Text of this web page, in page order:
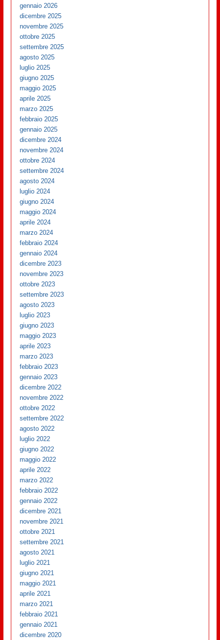
gennaio 2026
dicembre 2025
novembre 2025
ottobre 2025
settembre 2025
agosto 2025
luglio 2025
giugno 2025
maggio 2025
aprile 2025
marzo 2025
febbraio 2025
gennaio 2025
dicembre 2024
novembre 2024
ottobre 2024
settembre 2024
agosto 2024
luglio 2024
giugno 2024
maggio 2024
aprile 2024
marzo 2024
febbraio 2024
gennaio 2024
dicembre 2023
novembre 2023
ottobre 2023
settembre 2023
agosto 2023
luglio 2023
giugno 2023
maggio 2023
aprile 2023
marzo 2023
febbraio 2023
gennaio 2023
dicembre 2022
novembre 2022
ottobre 2022
settembre 2022
agosto 2022
luglio 2022
giugno 2022
maggio 2022
aprile 2022
marzo 2022
febbraio 2022
gennaio 2022
dicembre 2021
novembre 2021
ottobre 2021
settembre 2021
agosto 2021
luglio 2021
giugno 2021
maggio 2021
aprile 2021
marzo 2021
febbraio 2021
gennaio 2021
dicembre 2020